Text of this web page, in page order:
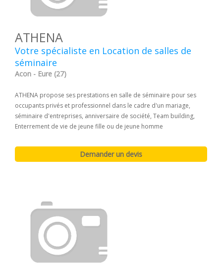
ATHENA
Votre spécialiste en Location de salles de
séminaire
Acon - Eure (27)
ATHENA propose ses prestations en salle de séminaire pour ses
occupants privés et professionnel dans le cadre d'un mariage,
séminaire d'entreprises, anniversaire de société, Team building,
Enterrement de vie de jeune fille ou de jeune homme